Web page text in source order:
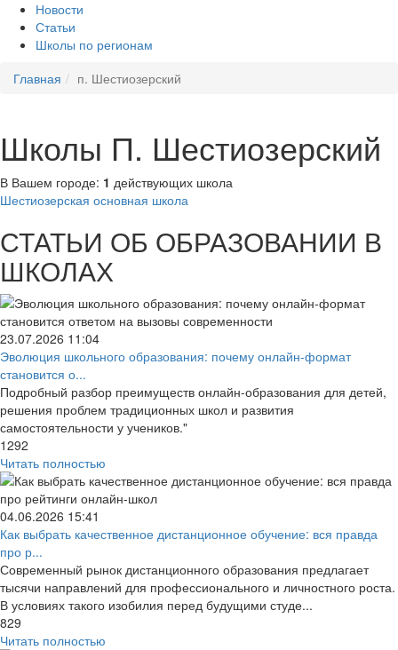
Новости
Статьи
Школы по регионам
Главная
п. Шестиозерский
Школы П. Шестиозерский
В Вашем городе: 1 действующих школа
Шестиозерская основная школа
СТАТЬИ ОБ ОБРАЗОВАНИИ В
ШКОЛАХ
23.07.2026 11:04
Эволюция школьного образования: почему онлайн-формат
становится о...
Подробный разбор преимуществ онлайн-образования для детей,
решения проблем традиционных школ и развития
самостоятельности у учеников."
1292
Читать полностью
04.06.2026 15:41
Как выбрать качественное дистанционное обучение: вся правда
про р...
Современный рынок дистанционного образования предлагает
тысячи направлений для профессионального и личностного роста.
В условиях такого изобилия перед будущими студе...
829
Читать полностью